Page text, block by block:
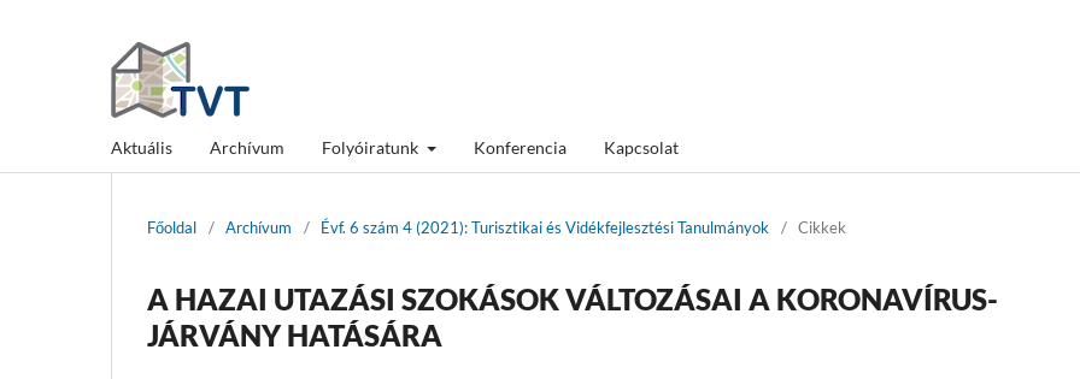
Aktuális Archívum Folyóiratunk Konferencia Kapcsolat
Főoldal / Archívum / Évf. 6 szám 4 (2021): Turisztikai és Vidékfejlesztési Tanulmányok / Cikkek
A HAZAI UTAZÁSI SZOKÁSOK VÁLTOZÁSAI A KORONAVÍRUS-
JÁRVÁNY HATÁSÁRA